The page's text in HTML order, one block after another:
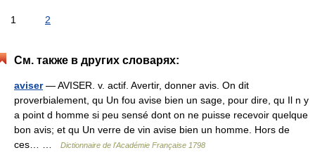
1 2
См. также в других словарях:
aviser— AVISER. v. actif. Avertir, donner avis. On dit
proverbialement, qu Un fou avise bien un sage, pour dire, qu Il n y
a point d homme si peu sensé dont on ne puisse recevoir quelque
bon avis; et qu Un verre de vin avise bien un homme. Hors de
ces… …
Dictionnaire de l'Académie Française 1798